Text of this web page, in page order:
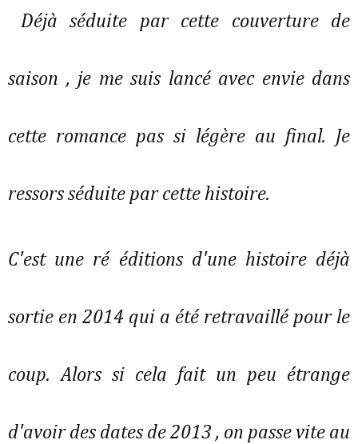
Déjà séduite par cette couverture de
saison , je me suis lancé avec envie dans
cette romance pas si légère au final. Je
ressors séduite par cette histoire.
C'est une ré éditions d'une histoire déjà
sortie en 2014 qui a été retravaillé pour le
coup. Alors si cela fait un peu étrange
d'avoir des dates de 2013 , on passe vite au